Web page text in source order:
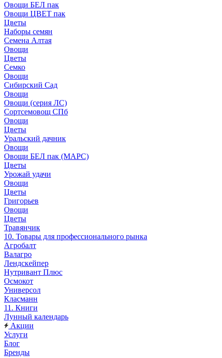
Овощи БЕЛ пак
Овощи ЦВЕТ пак
Цветы
Наборы семян
Семена Алтая
Овощи
Цветы
Семко
Овощи
Сибирский Сад
Овощи
Овощи (серия ЛС)
Сортсемовощ СПб
Овощи
Цветы
Уральский дачник
Овощи
Овощи БЕЛ пак (МАРС)
Цветы
Урожай удачи
Овощи
Цветы
Григорьев
Овощи
Цветы
Травянчик
10. Товары для профессионального рынка
Агробалт
Валагро
Лендскейпер
Нутривант Плюс
Осмокот
Универсол
Класманн
11. Книги
Лунный календарь
Акции
Услуги
Блог
Бренды